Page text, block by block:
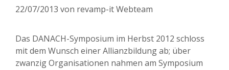
22/07/2013 von revamp-it Webteam
Das DANACH-Symposium im Herbst 2012 schloss
mit dem Wunsch einer Allianzbildung ab; über
zwanzig Organisationen nahmen am Symposium